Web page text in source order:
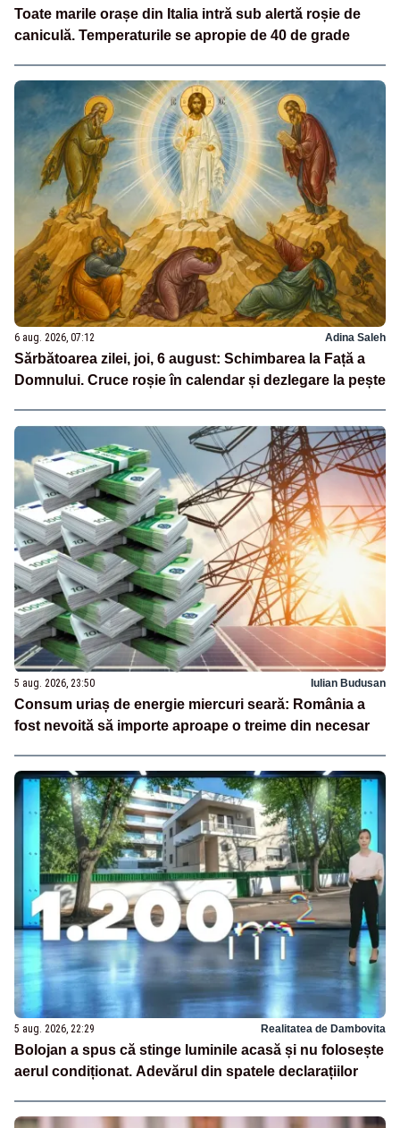
Toate marile orașe din Italia intră sub alertă roșie de
caniculă. Temperaturile se apropie de 40 de grade
6 aug. 2026, 07:12 Adina Saleh
Sărbătoarea zilei, joi, 6 august: Schimbarea la Față a
Domnului. Cruce roșie în calendar și dezlegare la pește
5 aug. 2026, 23:50 Iulian Budusan
Consum uriaș de energie miercuri seară: România a
fost nevoită să importe aproape o treime din necesar
5 aug. 2026, 22:29 Realitatea de Dambovita
Bolojan a spus că stinge luminile acasă și nu folosește
aerul condiționat. Adevărul din spatele declarațiilor